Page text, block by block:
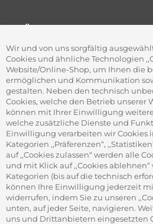
FÜR FIRMEN
Office Coffee Kaffee für das Büro
Firmenkundenservice
Firmenrabatt-Programm
Werbegeschenke
ADRESSE
Gourvita GmbH
Adam-Opel-Str. 19
63322 Rödermark
SICHER ZAHLEN
Wir und von uns sorgfältig
Cookies und ähnliche Technologien
Website/Online-Shop, um Ihnen die
ermöglichen und Kommunikation
gestalten. Neben den technisch
Cookies, welche den Betrieb unserer
können mit Ihrer Einwilligung
welche zusätzliche Dienste und
Einwilligung verarbeiten wir Cookies
Kategorien ,,Präferenzen“,
auf ,,Cookies zulassen“ werden alle
und mit Klick auf ,,Cookies
Kategorien (bis auf die technisch
können Ihre Einwilligung jederzeit
widerrufen, indem Sie zu unseren
unten, auf jeder Seite, navigieren.
uns und Drittanbietern eingesetzten